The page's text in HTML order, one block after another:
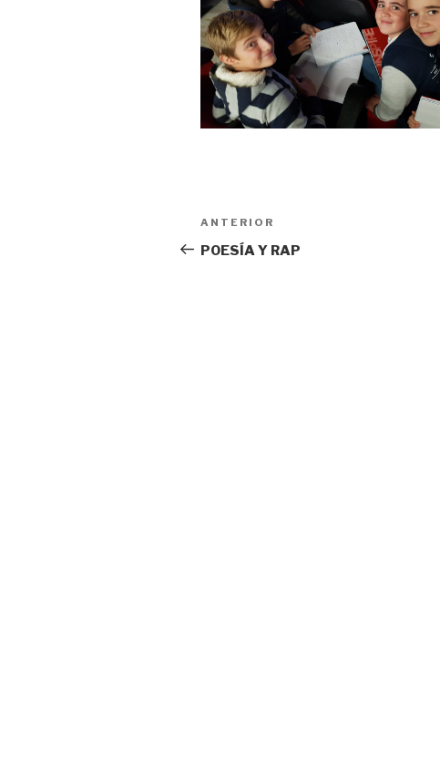
Navegación
de
Entrada
anterior:
ANTERIOR
POESÍA Y RAP